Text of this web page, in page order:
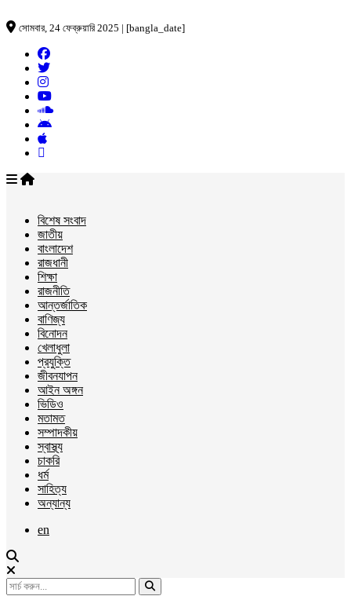
সোমবার, 24 ফেব্রুয়ারি 2025 | [bangla_date]
বিশেষ সংবাদ
জাতীয়
বাংলাদেশ
রাজধানী
শিক্ষা
রাজনীতি
আন্তর্জাতিক
বাণিজ্য
বিনোদন
খেলাধুলা
প্রযুক্তি
জীবনযাপন
আইন অঙ্গন
ভিডিও
মতামত
সম্পাদকীয়
স্বাস্থ্য
চাকরি
ধর্ম
সাহিত্য
অন্যান্য
en